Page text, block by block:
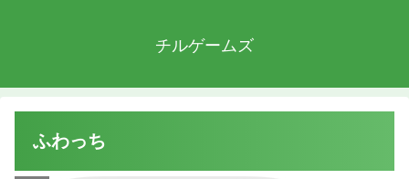
チルゲームズ
ふわっち